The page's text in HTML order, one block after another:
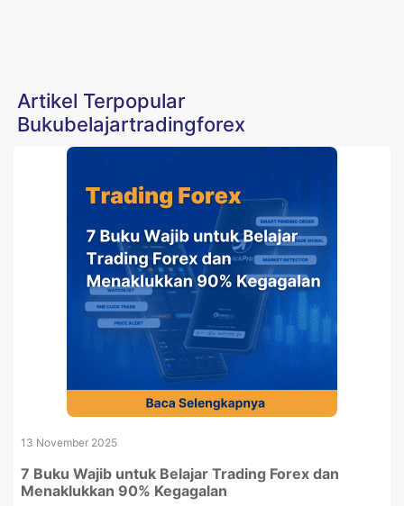
Artikel Terpopular
Bukubelajartradingforex
13 November 2025
7 Buku Wajib untuk Belajar Trading Forex dan
Menaklukkan 90% Kegagalan